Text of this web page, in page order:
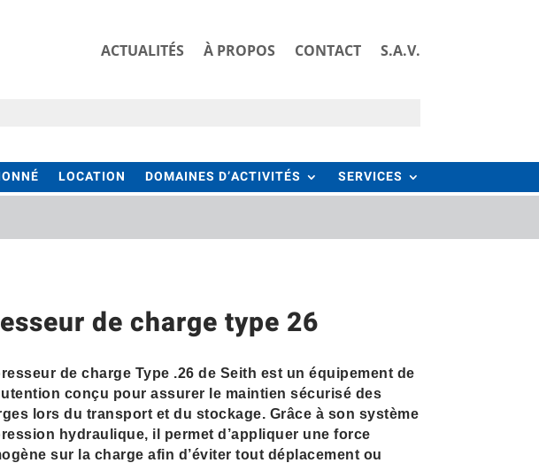
ACTUALITÉS À PROPOS CONTACT S.A.V.
LOCATION DOMAINES D’ACTIVITÉS SERVICES
de charge type 26
de charge Type .26 de Seith est un équipement de
conçu pour assurer le maintien sécurisé des
lors du transport et du stockage. Grâce à son système
hydraulique, il permet d’appliquer une force
sur la charge afin d’éviter tout déplacement ou